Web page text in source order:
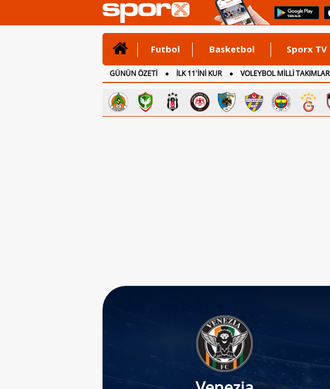
Futbol Basketbol Sporx TV
GÜNÜN ÖZETİ İLK 11'İNİ KUR VOLEYBOL MİLLİ TAKIMLAR
CANLI ANLATIM
İNGİLTERE